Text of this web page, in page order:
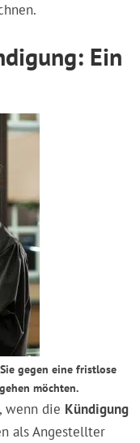
Ein
gegen eine fristlose
möchten.
wenn die Kündigung
als Angestellter